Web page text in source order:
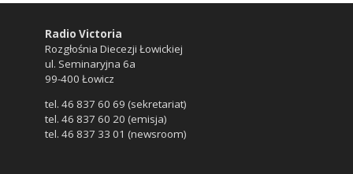
Radio Victoria
Rozgłośnia Diecezji Łowickiej
ul. Seminaryjna 6a
99-400 Łowicz
tel. 46 837 60 69 (sekretariat)
tel. 46 837 60 20 (emisja)
tel. 46 837 33 01 (newsroom)